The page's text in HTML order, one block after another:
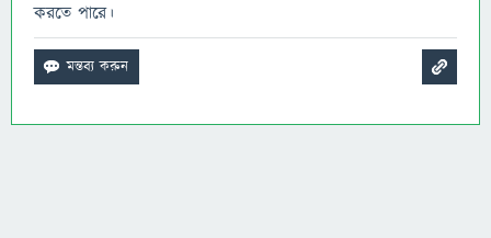
করতে পারে।